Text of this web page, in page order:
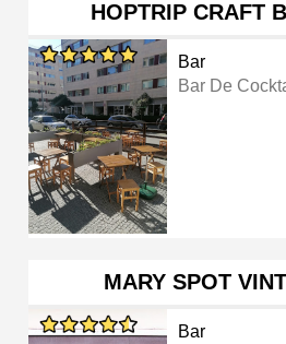
HOPTRIP CRAFT
Bar
Bar De
MARY SPOT
Bar